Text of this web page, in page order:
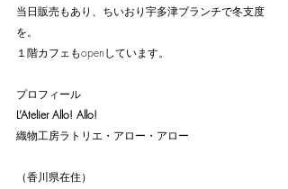
当日販売もあり、ちいおり宇多津ブランチで冬支度
を。
１階カフェもopenしています。
プロフィール
L’Atelier Allo! Allo!
織物工房ラトリエ・アロー・アロー
（香川県在住）